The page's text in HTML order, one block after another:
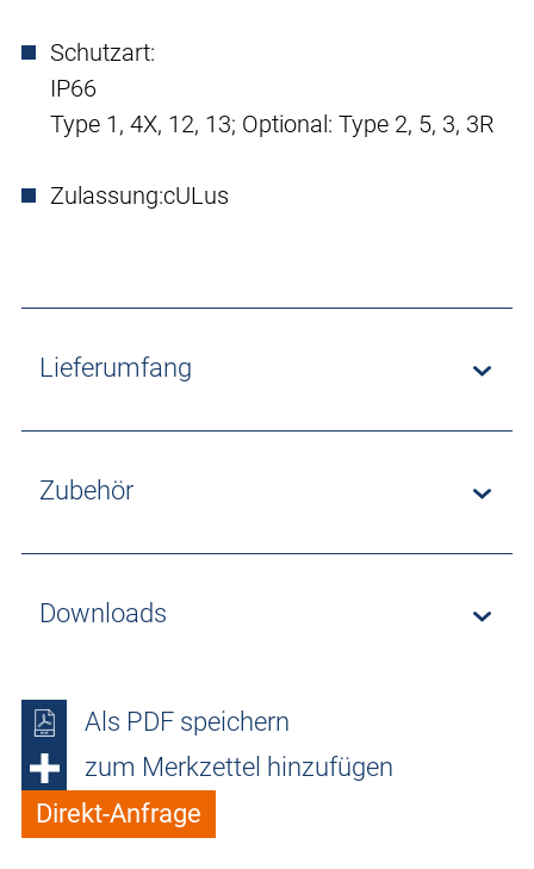
Schutzart:
IP66
Type 1, 4X, 12, 13; Optional: Type 2, 5, 3, 3R
Zulassung:cULus
Lieferumfang
Zubehör
Downloads
Als PDF speichern
zum Merkzettel hinzufügen
Direkt-Anfrage